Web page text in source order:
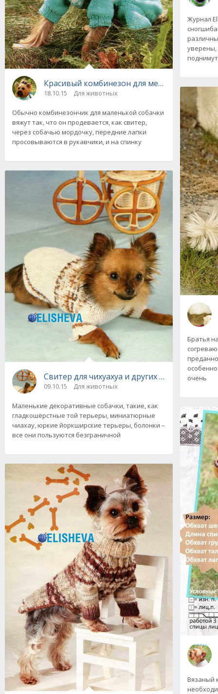
Красивый комбинезон для мелких пород
18.10.15 Для животных
Обычно комбинезончик для маленькой собачки
вяжут так, что он продевается, как свитер,
через собачью мордочку, передние лапки
просовываются в рукавчики, и на спинку
Свитер для чихуахуа и других мелких
09.10.15 Для животных
Маленькие декоративные собачки, такие, как
гладкошёрстные той терьеры, миниатюрные
чиахау, юркие йоркширские терьеры, болонки –
все они пользуются безграничной
Журнал
уверены,
Братья
очень
Вязаный